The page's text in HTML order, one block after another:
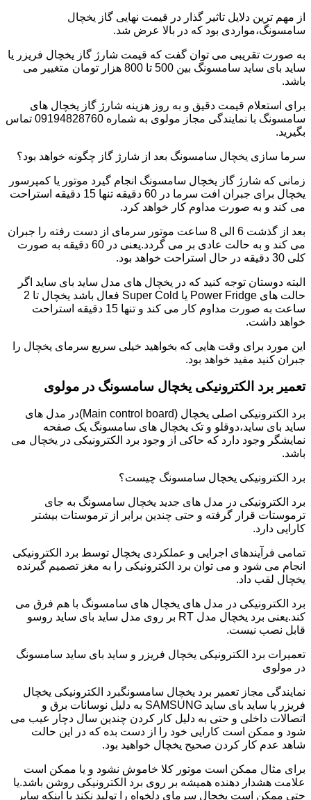
از مهم ترین دلایل تاثیر گذار در قیمت نهایی گاز یخچال
سامسونگ،مواردی بود که در بالا عرض شد.
به صورت تقریبی می توان گفت که قیمت شارژ گاز یخچال فریزر یا
ساید بای ساید سامسونگ بین 500 تا 800 هزار تومان متغییر می
باشد.
برای استعلام قیمت دقیق و به روز هزینه شارژ گاز یخچال های
سامسونگ با نمایندگی مجاز مولوی به شماره 09194828760 تماس
بگیرید.
سرما سازی یخچال سامسونگ بعد از شارژ گاز چگونه خواهد بود؟
زمانی که شارژ گاز یخچال سامسونگ انجام گیرد موتور یا کمپرسور
یخچال برای جبران افت سرما در 60 دقیقه تنها 15 دقیقه استراحت
می کند و به صورت مداوم کار خواهد کرد.
بعد از گذشت 6 الی 8 ساعت موتور سرمای از دست رفته را جبران
می کند و به حالت عادی بر می گردد.یعنی در 60 دقیقه به صورت
کلی 30 دقیقه در حال استراحت خواهد بود.
البته دوستان توجه کنید که در یخچال های مدل ساید بای ساید اگر
حالت های Power Fridge یا Super Cold فعال باشد یخچال تا 2
ساعت به صورت مداوم کار می کند و تنها 15 دقیقه استراحت
خواهد داشت.
این مورد برای وقت هایی که بخواهید خیلی سریع سرمای یخچال را
جبران کنید مفید خواهد بود.
تعمیر برد الکترونیکی یخچال سامسونگ در مولوی
برد الکترونیکی اصلی یخچال (Main control board)در مدل های
ساید بای ساید،دوقلو و تک یخچال های سامسونگ یک صفحه
نمایشگر وجود دارد که حاکی از وجود برد الکترونیکی در یخچال می
باشد.
برد الکترونیکی یخچال سامسونگ چیست؟
برد الکترونیکی در مدل های جدید یخچال سامسونگ به جای
ترموستات قرار گرفته و حتی چندین برابر از ترموستات بیشتر
کارایی دارد.
تمامی فرآیندهای اجرایی و عملکردی یخچال توسط برد الکترونیکی
انجام می شود و می توان برد الکترونیکی را به مغز تصمیم گیرنده
یخچال لقب داد.
برد الکترونیکی در مدل های یخچال های سامسونگ با هم فرق می
کند.یعنی برد یخچال مدل RT بر روی مدل ساید بای ساید روسو
قابل نصب نیست.
تعمیرات برد الکترونیکی یخچال فریزر و ساید بای ساید سامسونگ
در مولوی
نمایندگی مجاز تعمیر برد یخچال سامسونگبرد الکترونیکی یخچال
فریزر یا ساید بای ساید SAMSUNG به دلیل نوسانات برق و
اتصالات داخلی و حتی به دلیل کار کردن چندین سال دچار عیب می
شود و ممکن است کارایی خود را از دست بده که در این حالت
شاهد عدم کار کردن صحیح یخچال خواهید بود.
برای مثال ممکن است موتور کلا خاموش نشود و یا ممکن است
علامت هشدار دهنده همیشه بر روی برد الکترونیکی روشن باشد.یا
حتی ممکن است یخچال سرمای دلخواه را تولید نکند با اینکه سایر